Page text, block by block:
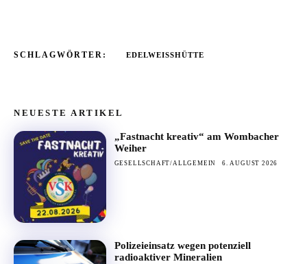
SCHLAGWÖRTER: EDELWEISSHÜTTE
NEUESTE ARTIKEL
„Fastnacht kreativ“ am Wombacher
Weiher
GESELLSCHAFT/ALLGEMEIN 6. AUGUST 2026
Polizeieinsatz wegen potenziell
radioaktiver Mineralien